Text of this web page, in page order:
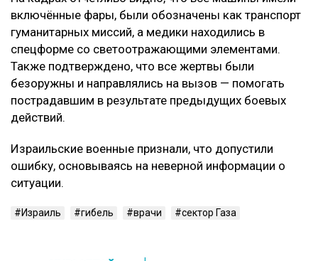
включённые фары, были обозначены как транспорт
гуманитарных миссий, а медики находились в
спецформе со светоотражающими элементами.
Также подтверждено, что все жертвы были
безоружны и направлялись на вызов — помогать
пострадавшим в результате предыдущих боевых
действий.
Израильские военные признали, что допустили
ошибку, основываясь на неверной информации о
ситуации.
Израиль гибель врачи сектор Газа